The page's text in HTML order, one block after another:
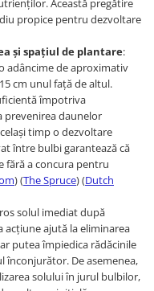
Această pregătire
propice pentru dezvoltare
și spațiul de plantare:
adâncime de aproximativ
cm unul față de altul.
împotriva
prevenirea daunelor
timp o dezvoltare
între bulbi garantează că
fără a concura pentru
)​ (The Spruce)​ (Dutch
solul imediat după
acțiune ajută la eliminarea
putea împiedica rădăcinile
înconjurător. De asemenea,
solului în jurul bulbilor,